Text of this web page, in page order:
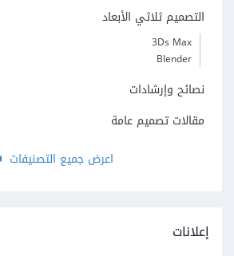
التصميم ثلاثي الأبعاد
3Ds Max
Blender
نصائح وإرشادات
مقالات تصميم عامة
اعرض جميع التصنيفات
إعلانات